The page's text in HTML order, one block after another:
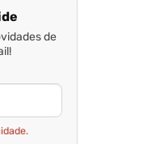
de